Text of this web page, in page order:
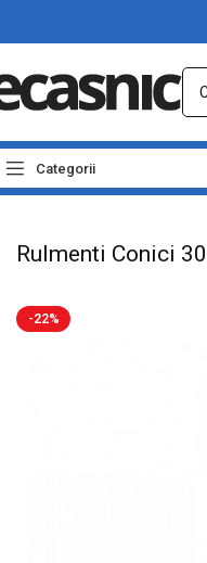
Categorii
Prima pagină Casă Accesorii
Rulmenti Conici
-22%